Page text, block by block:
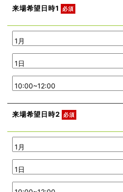
来場希望日時1 必須
来場希望日時2 必須